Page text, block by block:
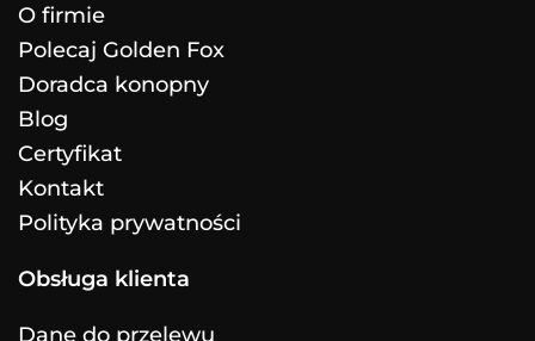
O firmie
Polecaj Golden Fox
Doradca konopny
Blog
Certyfikat
Kontakt
Polityka prywatności
Obsługa klienta
Dane do przelewu